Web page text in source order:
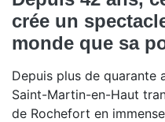
crée un
monde que sa
Depuis plus de quarante
Saint-Martin-en-Haut
de Rochefort en